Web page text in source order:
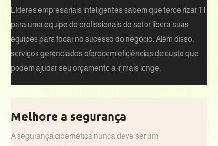
Líderes empresariais inteligentes sabem que terceirizar TI
para uma equipe de profissionais do setor libera suas
equipes para focar no sucesso do negócio. Além disso,
serviços gerenciados oferecem eficiências de custo que
podem ajudar seu orçamento a ir mais longe.
Melhore a segurança
A segurança cibernética nunca deve ser um